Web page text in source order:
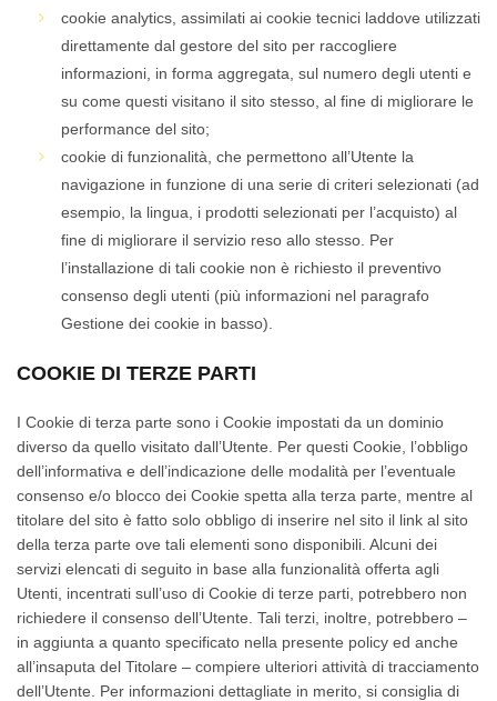
cookie analytics, assimilati ai cookie tecnici laddove utilizzati
direttamente dal gestore del sito per raccogliere
informazioni, in forma aggregata, sul numero degli utenti e
su come questi visitano il sito stesso, al fine di migliorare le
performance del sito;
cookie di funzionalità, che permettono all’Utente la
navigazione in funzione di una serie di criteri selezionati (ad
esempio, la lingua, i prodotti selezionati per l’acquisto) al
fine di migliorare il servizio reso allo stesso. Per
l’installazione di tali cookie non è richiesto il preventivo
consenso degli utenti (più informazioni nel paragrafo
Gestione dei cookie in basso).
COOKIE DI TERZE PARTI
I Cookie di terza parte sono i Cookie impostati da un dominio
diverso da quello visitato dall’Utente. Per questi Cookie, l’obbligo
dell’informativa e dell’indicazione delle modalità per l’eventuale
consenso e/o blocco dei Cookie spetta alla terza parte, mentre al
titolare del sito è fatto solo obbligo di inserire nel sito il link al sito
della terza parte ove tali elementi sono disponibili. Alcuni dei
servizi elencati di seguito in base alla funzionalità offerta agli
Utenti, incentrati sull’uso di Cookie di terze parti, potrebbero non
richiedere il consenso dell’Utente. Tali terzi, inoltre, potrebbero –
in aggiunta a quanto specificato nella presente policy ed anche
all’insaputa del Titolare – compiere ulteriori attività di tracciamento
dell’Utente. Per informazioni dettagliate in merito, si consiglia di